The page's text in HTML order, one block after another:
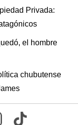
Privada:
el hombre
chubutense